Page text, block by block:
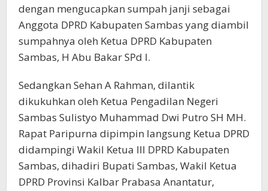
dengan mengucapkan sumpah janji sebagai
Anggota DPRD Kabupaten Sambas yang diambil
sumpahnya oleh Ketua DPRD Kabupaten
Sambas, H Abu Bakar SPd I.
Sedangkan Sehan A Rahman, dilantik
dikukuhkan oleh Ketua Pengadilan Negeri
Sambas Sulistyo Muhammad Dwi Putro SH MH.
Rapat Paripurna dipimpin langsung Ketua DPRD
didampingi Wakil Ketua III DPRD Kabupaten
Sambas, dihadiri Bupati Sambas, Wakil Ketua
DPRD Provinsi Kalbar Prabasa Anantatur,